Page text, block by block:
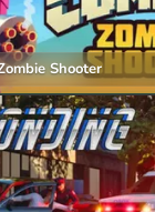
Shooter